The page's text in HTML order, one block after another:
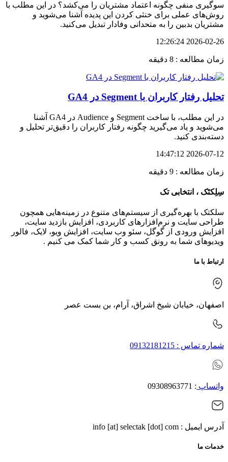
سوگیری منفی چگونه اعتماد مشتریان را می‌کشد؟ در این مطلب با
روش‌های عملی برای خنثی کردن این پدیده آشنا می‌شوید و
مشتریان بدبین را به متحدانی وفادار تبدیل می‌کنید.
2026-02-26 12:26:24
زمان مطالعه : 8 دقیقه
تحلیل رفتار کاربران با Segment در GA4
در این مطلب، با ساخت Segment و Audience در GA4 آشنا
می‌شوید و یاد می‌گیرید چگونه رفتار کاربران را دقیق‌تر تحلیل و
دسته‌بندی کنید.
2026-07-12 14:47:12
زمان مطالعه : 9 دقیقه
سِلِکتَک ، انتخابی تک
سلکتک با بهره‌گیری از سیستم‌های متنوع در زمینه‌هایی همچون
طراحی سایت و نرم‌افزارهای کاربردی، افزایش بازدید سایت،
افزایش ورودی از گوگل، سئو وب سایت، افزایش ویو، لایک، فالور
ویدیوهای شما به رونق کسب و کار شما کمک می کنیم .
ارتباط با ما
اصفهان، خیابان شیخ اشراق، آرام، بن بست عصر
شماره تماس : 09132181215
واتساپ : 09308963771
آدرس ایمیل : info [at] selectak [dot] com
خدمات ما